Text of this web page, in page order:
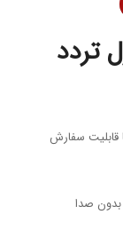
تردد
: شیشه سکوریت پلکسی گلاس 10 با قابلیت سفارش
صدا